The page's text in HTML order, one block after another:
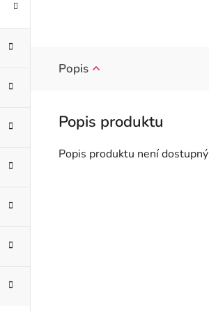
Popis
Popis produktu není dostupný